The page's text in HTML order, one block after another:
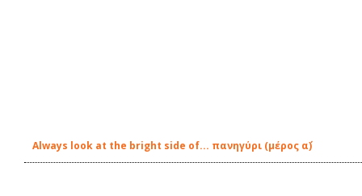
Always look at the bright side of... πανηγύρι (μέρος α΄)